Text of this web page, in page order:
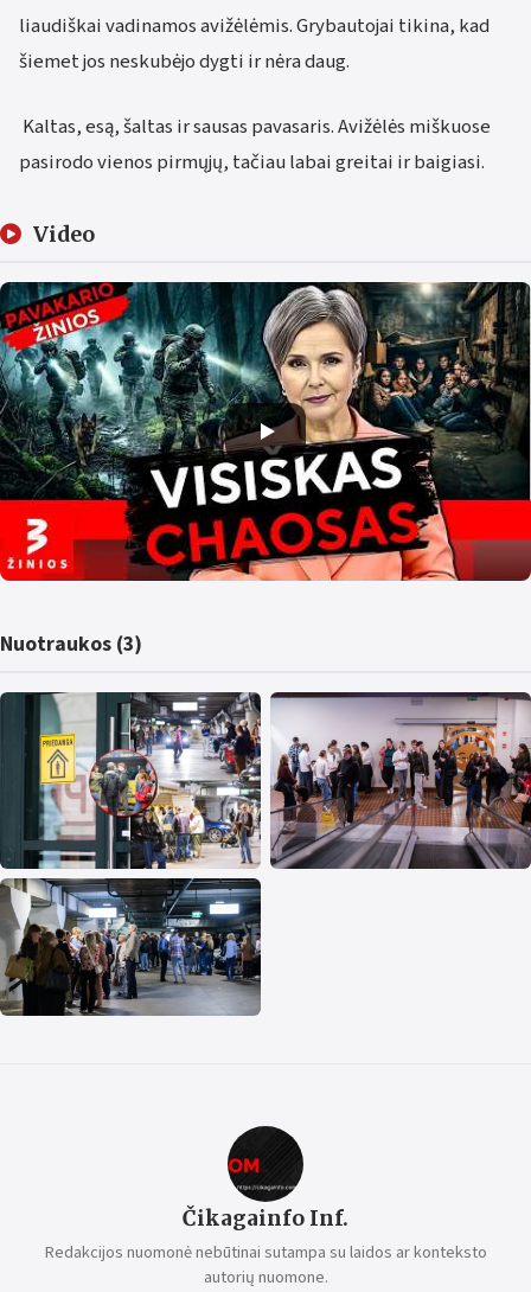
liaudiškai vadinamos avižėlėmis. Grybautojai tikina, kad
šiemet jos neskubėjo dygti ir nėra daug.
Kaltas, esą, šaltas ir sausas pavasaris. Avižėlės miškuose
pasirodo vienos pirmųjų, tačiau labai greitai ir baigiasi.
Video
Nuotraukos (3)
Čikagainfo Inf.
Redakcijos nuomonė nebūtinai sutampa su laidos ar konteksto
autorių nuomone.